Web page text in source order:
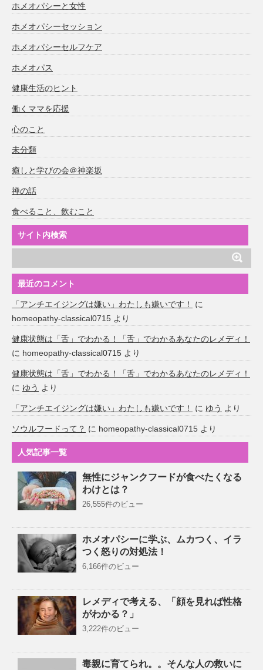
ホメオパシーと女性
ホメオパシーセッション
ホメオパシーセルフケア
ホメオパス
健康生活のヒント
働くママを応援
心のこと
未分類
癒しと学びの会＠神楽坂
禅の話
食べること、飲むこと
サイト内検索
最近のコメント
「アンチエイジングは嫌い」わたしも嫌いです！
に
homeopathy-classical0715 より
健康状態は「舌」でわかる！「舌」でわかるあなたのレメディ！
に homeopathy-classical0715 より
健康状態は「舌」でわかる！「舌」でわかるあなたのレメディ！
に ゆう より
「アンチエイジングは嫌い」わたしも嫌いです！ に ゆう より
ソウルフードって？ に homeopathy-classical0715 より
人気記事一覧
無性にジャンクフードが食べたくなる
わけとは？
26,555件のビュー
ホメオパシーに学ぶ、ムカつく、イラ
つく怒りの対処法！
6,166件のビュー
レメディで考える、「顔を見れば性格
がわかる？」
3,222件のビュー
毒親に育てられ。。そんな人の救いに